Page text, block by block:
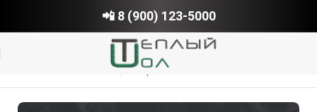
📲 8 (900) 123-5000